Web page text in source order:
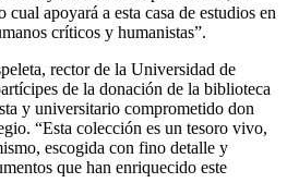
cual apoyará a esta casa de estudios en
críticos y humanistas”.
rector de la Universidad de
de la donación de la biblioteca
y universitario comprometido don
“Esta colección es un tesoro vivo,
escogida con fino detalle y
que han enriquecido este